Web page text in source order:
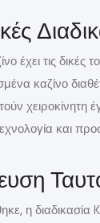
έχει τις δικές
καζίνο
και
η διαδικασία